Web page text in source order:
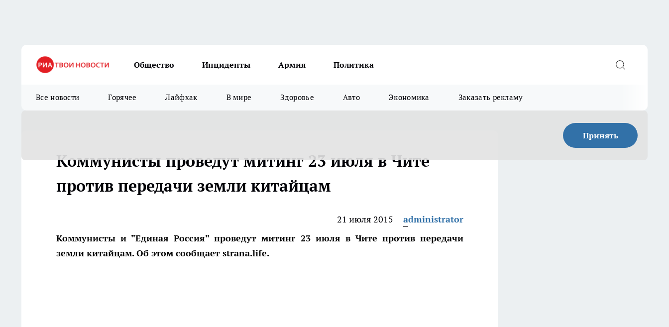
Общество Инциденты Армия Политика
Все новости Горячее Лайфхак В мире Здоровье Авто Экономика Заказать рекламу
Принять
Коммунисты проведут митинг 23 июля в Чите
против передачи земли китайцам
21 июля 2015
administrator
Коммунисты и "Единая Россия" проведут митинг 23 июля в Чите против передачи
земли китайцам. Об этом сообщает strana.life.